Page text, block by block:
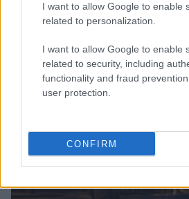
I want to allow Google to enable
related to personalization.
I want to allow Google to enable
related to security, including
functionality and fraud
user protection.
CONFIRM
Francia se convierte en el epicentro de
criptomonedas
Diego Martín · 9 Ago 2026
CRIPTOMONEDAS